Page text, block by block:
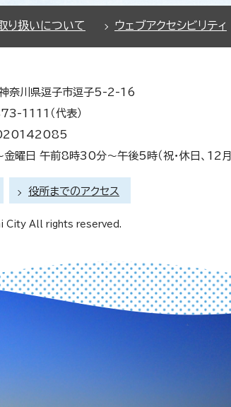
り扱いについて ウェブアクセシビリティ
川県逗子市逗子5-2-16
1111（代表）
金曜日 午前8時30分～午後5時（祝・休日、12
役所までのアクセス
City All rights reserved.